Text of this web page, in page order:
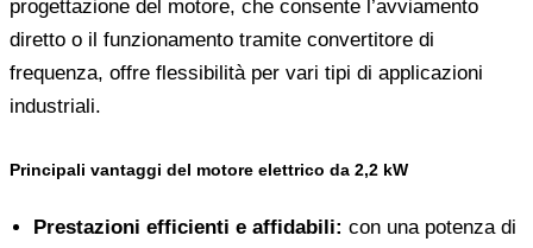
progettazione del motore, che consente l’avviamento
diretto o il funzionamento tramite convertitore di
frequenza, offre flessibilità per vari tipi di applicazioni
industriali.
Principali vantaggi del motore elettrico da 2,2 kW
Prestazioni efficienti e affidabili: con una potenza di